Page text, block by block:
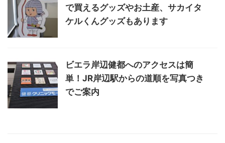
で買えるグッズやお土産、サカイタ
ケルくんグッズもあります
ビエラ岸辺健都へのアクセスは簡
単！JR岸辺駅からの道順を写真つき
でご案内